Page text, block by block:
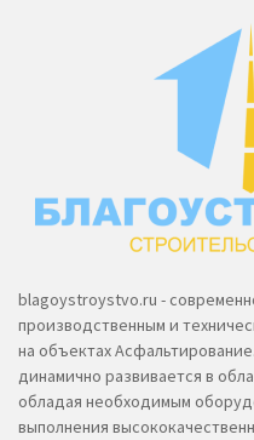
blagoystroystvo.ru -
производственным и
на объектах
динамично развивается в
обладая необходимым
выполнения